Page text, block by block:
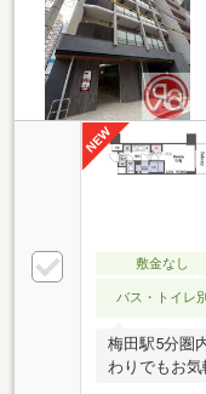
敷金なし
バス・トイレ別
梅田駅5分圏
わりでもお